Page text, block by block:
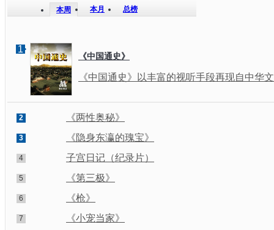
本周 本月 总榜
1
《中国通史》
《中国通史》以丰富的视听手段再现自中华
2 《两性奥秘》
3 《隐身东瀛的瑰宝》
4 子宫日记（纪录片）
5 《第三极》
6 《枪》
7 《小宠当家》